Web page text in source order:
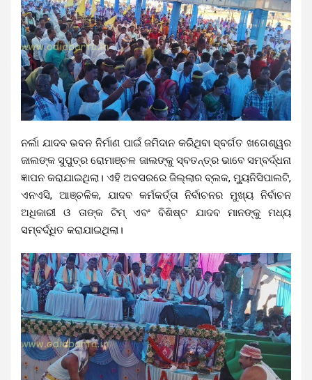
ନର୍ଲା ଯାଦବ ଭବନ ନିର୍ମାଣ ପାଇଁ ଜମିଦାନ କରିଥିବା ସ୍ବର୍ଗତ ଖଗେଶ୍ୱର
ଜାଲଙ୍କ ସୁପୁତ୍ର ରୋମାଞ୍ଚଳ ଜାଲଙ୍କୁ ସ୍ବତନ୍ତ୍ର ଭାବେ ସମ୍ବର୍ଦ୍ଧନା
ଜ୍ଞାପନ କରାଯାଇଥିଲା। ଏହି ଅବସରରେ ଜିଲ୍ଲାର ବ୍ଲକ, ମ୍ୟୁନିସିପାଲଟି,
ଏନଏସି, ଆଞ୍ଚଳିକ, ଯାଦବ କର୍ମକର୍ତ୍ତା ନିର୍ବାଚନର ମୁଖ୍ୟ ନିର୍ବାଚନ
ଅଧିକାରୀ ଓ ତାଙ୍କ ଟିମ୍ ଏବଂ ବିଶିଷ୍ଟ ଯାଦବ ମାନଙ୍କୁ ମଧ୍ୟ
ସମ୍ବର୍ଦ୍ଧିତ କରାଯାଇଥିଲା।